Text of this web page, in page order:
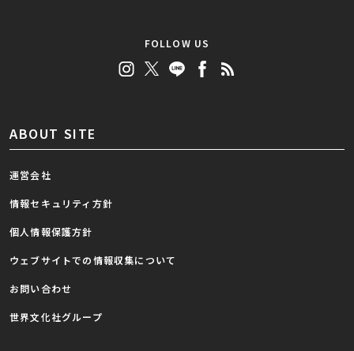
FOLLOW US
ABOUT SITE
運営会社
情報セキュリティ方針
個人情報保護方針
ウェブサイトでの情報収集について
お問い合わせ
世界文化社グループ